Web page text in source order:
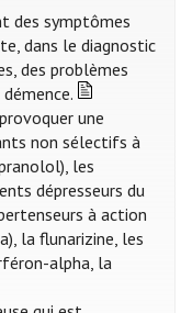
des symptômes
dans le diagnostic
des problèmes
une
non sélectifs à
les
dépresseurs du
à action
la flunarizine, les
alpha, la